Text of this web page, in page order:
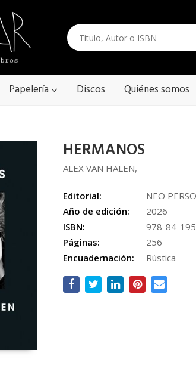
Papelería Discos Quiénes somos
HERMANOS
ALEX VAN HALEN,
Editorial:
NEO
Año de edición:
2026
ISBN:
978-84-
Páginas:
256
Encuadernación:
Rústica